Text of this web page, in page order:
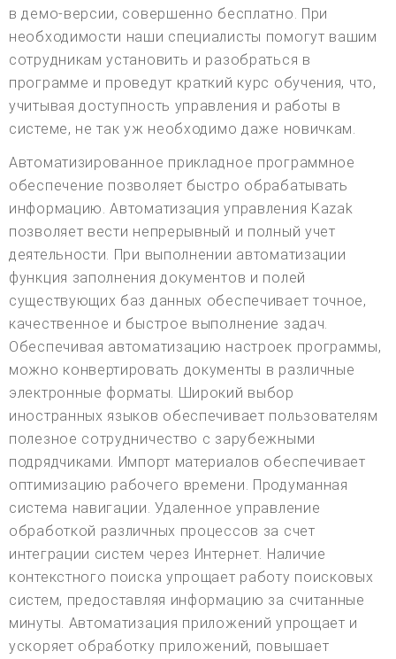
в демо-версии, совершенно бесплатно. При
необходимости наши специалисты помогут вашим
сотрудникам установить и разобраться в
программе и проведут краткий курс обучения, что,
учитывая доступность управления и работы в
системе, не так уж необходимо даже новичкам.
Автоматизированное прикладное программное
обеспечение позволяет быстро обрабатывать
информацию. Автоматизация управления Kazak
позволяет вести непрерывный и полный учет
деятельности. При выполнении автоматизации
функция заполнения документов и полей
существующих баз данных обеспечивает точное,
качественное и быстрое выполнение задач.
Обеспечивая автоматизацию настроек программы,
можно конвертировать документы в различные
электронные форматы. Широкий выбор
иностранных языков обеспечивает пользователям
полезное сотрудничество с зарубежными
подрядчиками. Импорт материалов обеспечивает
оптимизацию рабочего времени. Продуманная
система навигации. Удаленное управление
обработкой различных процессов за счет
интеграции систем через Интернет. Наличие
контекстного поиска упрощает работу поисковых
систем, предоставляя информацию за считанные
минуты. Автоматизация приложений упрощает и
ускоряет обработку приложений, повышает